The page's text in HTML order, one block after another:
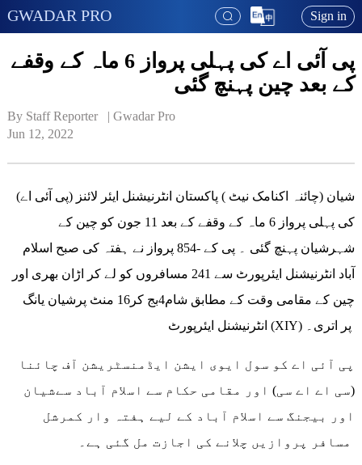
GWADAR PRO Sign in
پی آئی اے کی پہلی پرواز 6 ماہ کے وقفے
کے بعد چین پہنچ گئی
By Staff Reporter   | Gwadar Pro
Jun 12, 2022
شیان (چائنہ اکنامک نیٹ ) پاکستان انٹرنیشنل ایئر لائنز (پی آئی اے)
کی پہلی پرواز 6 ماہ کے وقفے کے بعد 11 جون کو چین کے
شہرشیان پہنچ گئی ۔ پی کے -854 پرواز نے ہفتہ کی صبح اسلام
آباد انٹرنیشنل ایئرپورٹ سے 241 مسافروں کو لے کر اڑان بھری اور
چین کے مقامی وقت کے مطابق شام4بج کر16 منٹ پرشیان یانگ
(سی اے اے سی) اور مقامی حکام سے اسلام آباد سےشیان
اور بیجنگ سے اسلام آباد کے لیے ہفتہ وار کمرشل